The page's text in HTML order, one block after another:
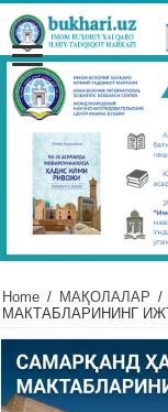
Home / МАҚОЛАЛАР /
МАКТАБЛАРИНИНГ